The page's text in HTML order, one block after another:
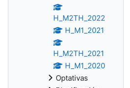
H_M2TH_2022
H_M1_2021
H_M2TH_2021
H_M1_2020
Optativas